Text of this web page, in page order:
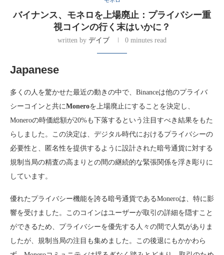
バイナンス、モネロを上場廃止：プライバシー重
視コインの行く末はいかに？
written by デイブ 0 minutes read
Japanese
多くの人を驚かせた最近の動きの中で、Binanceは他のプライバ
シーコインと共にMoneroを上場廃止にすることを決定し、
Moneroの時価総額が20%も下落するという注目すべき結果をもた
らしました。この決定は、デジタル時代におけるプライバシーの
必要性と、匿名性を提供するように設計された暗号通貨に対する
規制当局の精査の高まりとの間の継続的な緊張関係を浮き彫りに
しています。
優れたプライバシー機能を誇る暗号通貨であるMoneroは、特に影
響を受けました。このコインはユーザーが取引の詳細を隠すこと
ができるため、プライバシーを優先する人々の間で人気がありま
したが、規制当局の注目も集めました。この後退にもかかわら